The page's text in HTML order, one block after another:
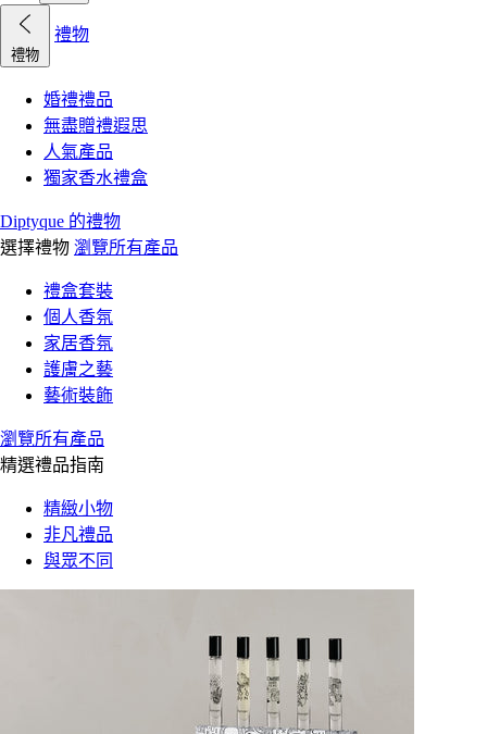
禮物
禮物
婚禮禮品
無盡贈禮遐思
人氣產品
獨家香水禮盒
Diptyque 的禮物
選擇禮物 瀏覽所有產品
禮盒套裝
個人香氛
家居香氛
護膚之藝
藝術裝飾
瀏覽所有產品
精選禮品指南
精緻小物
非凡禮品
與眾不同